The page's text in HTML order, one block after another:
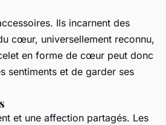
Ils incarnent des
cœur, universellement reconnu,
en forme de cœur peut donc
sentiments et de garder ses
et une affection partagés. Les